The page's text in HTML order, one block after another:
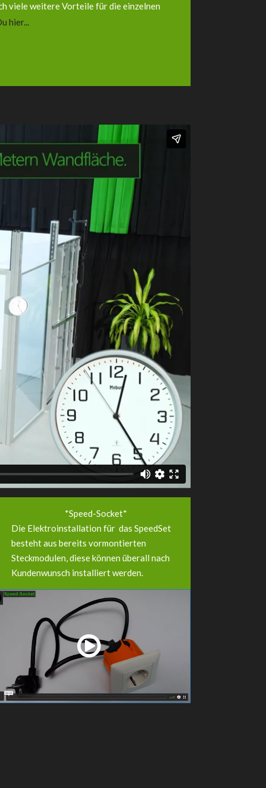
viele weitere Vorteile für die einzelnen
hier...
*Speed-Socket*
Die Elektroinstallation für das SpeedSet
besteht aus bereits vormontierten
Steckmodulen, diese können überall nach
Kundenwunsch installiert werden.